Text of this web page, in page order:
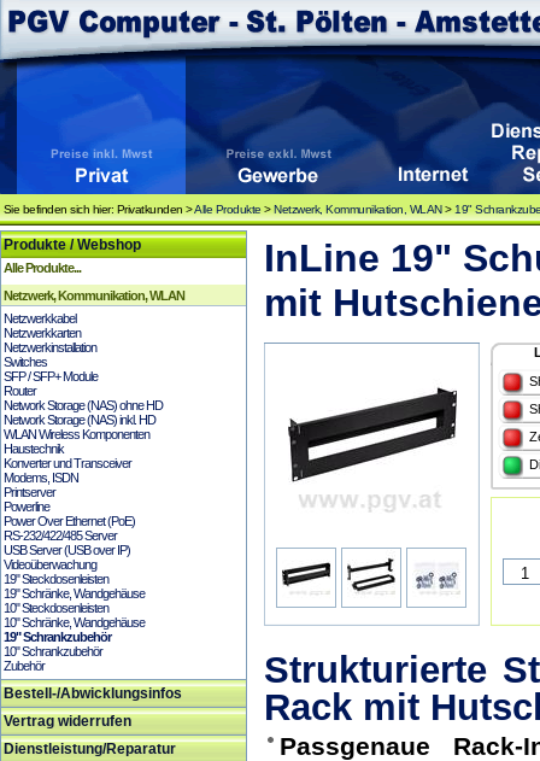
Sie befinden sich hier: Privatkunden >Alle Produkte >Netzwerk, Kommunikation, WLAN> 19"
Produkte / Webshop
Alle Produkte...
Netzwerk, Kommunikation, WLAN
Netzwerkkabel
Netzwerkkarten
Netzwerkinstallation
Switches
SFP / SFP+ Module
Router
Network Storage (NAS) ohne HD
Network Storage (NAS) inkl. HD
WLAN Wireless Komponenten
Haustechnik
Konverter und Transceiver
Modems, ISDN
Printserver
Powerline
Power Over Ethernet (PoE)
RS-232/422/485 Server
USB Server (USB over IP)
Videoüberwachung
19" Steckdosenleisten
19" Schränke, Wandgehäuse
10" Steckdosenleisten
10" Schränke, Wandgehäuse
19" Schrankzubehör
10" Schrankzubehör
Zubehör
Bestell-/Abwicklungsinfos
Vertrag widerrufen
Dienstleistung/Reparatur
InLine 19"
mit
Strukturierte
Rack mit
Passgenaue Rack-